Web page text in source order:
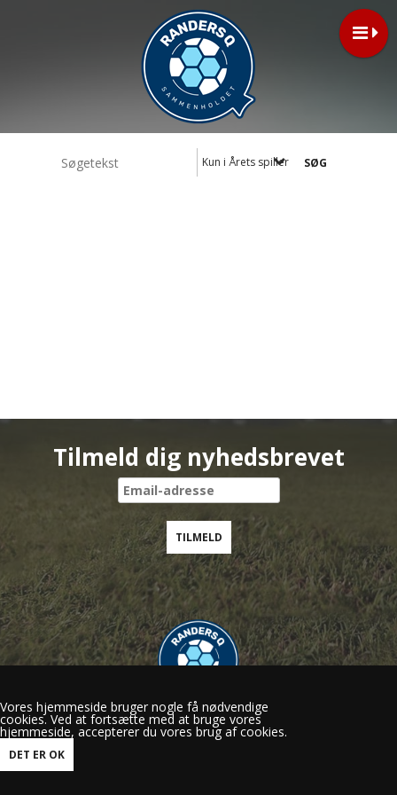
Kun i Årets spiller 2025/26
Tilmeld dig nyhedsbrevet
Randers Q
Gl.Viborgvej 50, 8920 Randers NV
Vores hjemmeside bruger nogle få nødvendige
cookies. Ved at fortsætte med at bruge vores
hjemmeside, accepterer du vores brug af cookies.